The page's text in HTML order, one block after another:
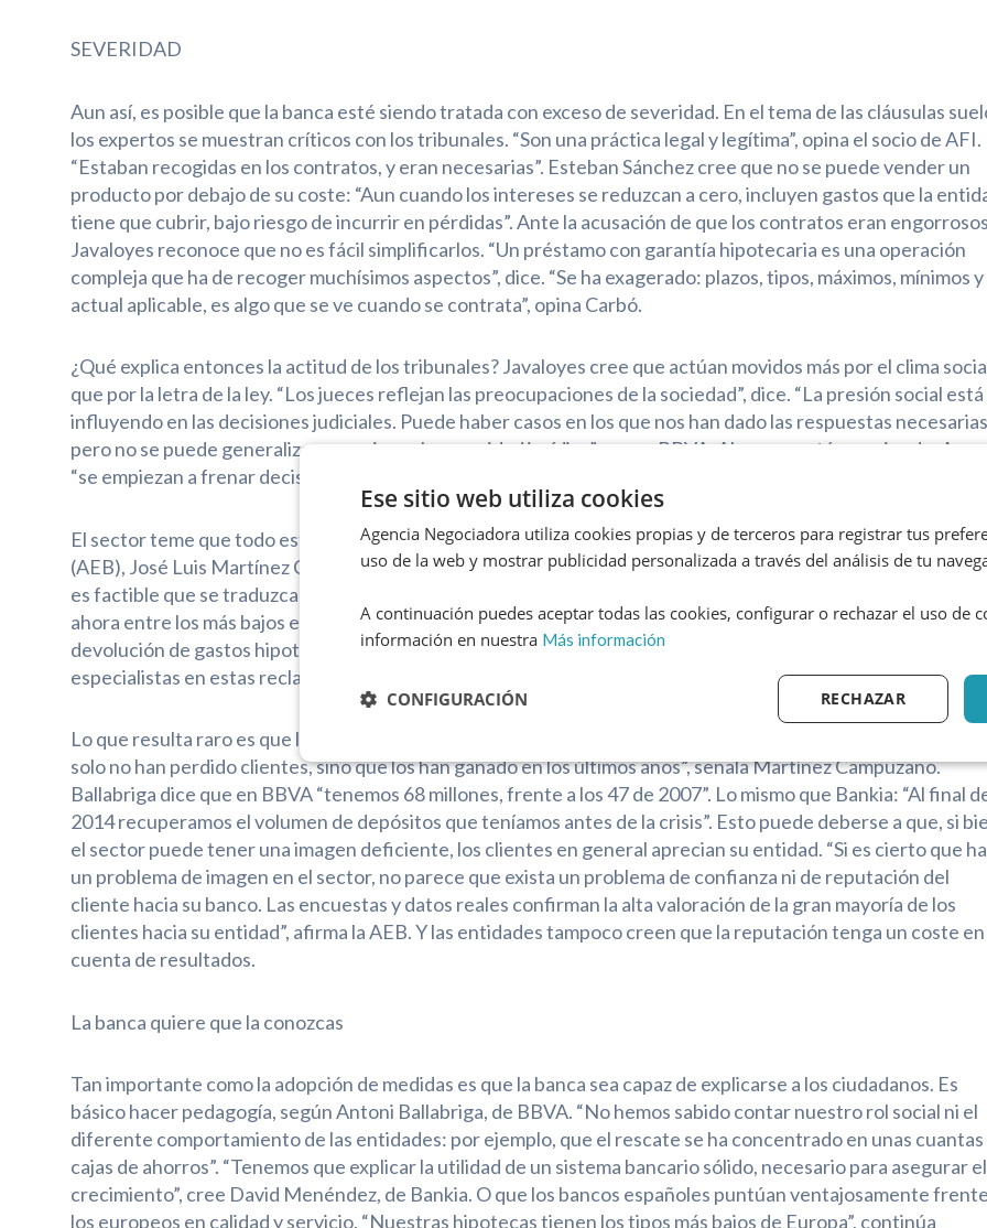
SEVERIDAD
Aun así, es posible que la banca esté siendo tratada con exceso de severidad. En el tema de las cláusulas
los expertos se muestran críticos con los tribunales. “Son una práctica legal y legítima”, opina el socio de AFI.
“Estaban recogidas en los contratos, y eran necesarias”. Esteban Sánchez cree que no se puede vender un
producto por debajo de su coste: “Aun cuando los intereses se reduzcan a cero, incluyen gastos que la
tiene que cubrir, bajo riesgo de incurrir en pérdidas”. Ante la acusación de que los contratos eran
Javaloyes reconoce que no es fácil simplificarlos. “Un préstamo con garantía hipotecaria es una operación
compleja que ha de recoger muchísimos aspectos”, dice. “Se ha exagerado: plazos, tipos, máximos, mínimos y
actual aplicable, es algo que se ve cuando se contrata”, opina Carbó.
¿Qué explica entonces la actitud de los tribunales? Javaloyes cree que actúan movidos más por el clima
que por la letra de la ley. “Los jueces reflejan las preocupaciones de la sociedad”, dice. “La presión social está
influyendo en las decisiones judiciales. Puede haber casos en los que nos han dado las respuestas
pero no se puede generalizar y erosionar la seguridad jurídica”, apoya BBVA. Algo que está ocurriendo.
“se empiezan a frenar decisiones, ante la incertidumbre que están generando estas sentencias”, dice
El sector teme que todo esto pueda encarecer el crédito. El portavoz de la Asociación Española de Banca
(AEB), José Luis Martínez Campuzano, explica que “si se producen cambios en las condiciones de los
es factible que se traduzcan en cambios en las condiciones de financiación, incluido el tipo de interés, hasta
ahora entre los más bajos en Europa”. Lo peor es que aún no se ve el final del túnel. Tras las cláusulas suelo y
devolución de gastos hipotecarios, llegarán nuevas demandas, impulsadas por los despachos de abogados
especialistas en estas reclamaciones, que podrían dificultar las medidas de mejoría de reputación del sector.
Lo que resulta raro es que lo sucedido no se ha traducido en una huida de clientes. “Los bancos de la AEB no
solo no han perdido clientes, sino que los han ganado en los últimos años”, señala Martínez Campuzano.
Ballabriga dice que en BBVA “tenemos 68 millones, frente a los 47 de 2007”. Lo mismo que Bankia: “Al final
2014 recuperamos el volumen de depósitos que teníamos antes de la crisis”. Esto puede deberse a que, si
el sector puede tener una imagen deficiente, los clientes en general aprecian su entidad. “Si es cierto que
un problema de imagen en el sector, no parece que exista un problema de confianza ni de reputación del
cliente hacia su banco. Las encuestas y datos reales confirman la alta valoración de la gran mayoría de los
clientes hacia su entidad”, afirma la AEB. Y las entidades tampoco creen que la reputación tenga un coste en
cuenta de resultados.
La banca quiere que la conozcas
Tan importante como la adopción de medidas es que la banca sea capaz de explicarse a los ciudadanos. Es
básico hacer pedagogía, según Antoni Ballabriga, de BBVA. “No hemos sabido contar nuestro rol social ni el
diferente comportamiento de las entidades: por ejemplo, que el rescate se ha concentrado en unas cuantas
cajas de ahorros”. “Tenemos que explicar la utilidad de un sistema bancario sólido, necesario para asegurar el
crecimiento”, cree David Menéndez, de Bankia. O que los bancos españoles puntúan ventajosamente
los europeos en calidad y servicio. “Nuestras hipotecas tienen los tipos más bajos de Europa”, continúa
Ese sitio web utiliza cookies
Agencia Negociadora utiliza cookies propias y de terceros para registrar tus
uso de la web y mostrar publicidad personalizada a través del análisis de tu
A continuación puedes aceptar todas las cookies, configurar o rechazar el uso de
información en nuestra Más información
RECHAZAR
CONFIGURACIÓN